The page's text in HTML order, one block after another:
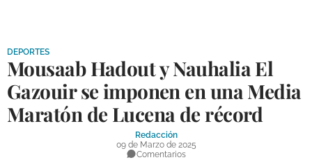
DEPORTES
COMPETICIONES
DEPORTES
Mousaab Hadout y Nauhalia El
Gazouir se imponen en una Media
Maratón de Lucena de récord
Redacción
09 de Marzo de 2025
Comentarios